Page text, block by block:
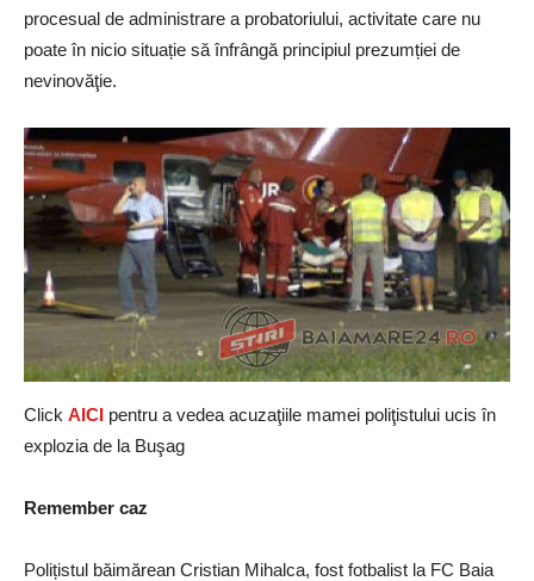
procesual de administrare a probatoriului, activitate care nu
poate în nicio situație să înfrângă principiul prezumției de
nevinovăţie.
Click AICI pentru a vedea acuzaţiile mamei poliţistului ucis în
explozia de la Buşag
Remember caz
Polițistul băimărean Cristian Mihalca, fost fotbalist la FC Baia